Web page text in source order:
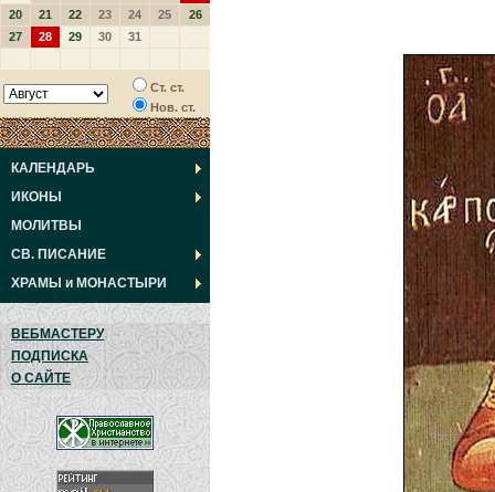
20
21 22 23 24 25
26
27
28 29 30 31
Ст. ст.
Нов. ст.
КАЛЕНДАРЬ
ИКОНЫ
МОЛИТВЫ
СВ. ПИСАНИЕ
ХРАМЫ и МОНАСТЫРИ
ВЕБМАСТЕРУ
ПОДПИСКА
О САЙТЕ